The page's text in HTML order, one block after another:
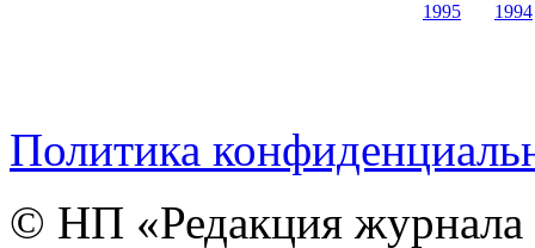
1995
1994
Политика
© НП «Редакция